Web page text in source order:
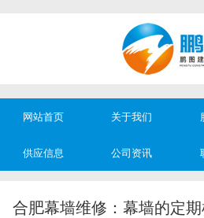
网站首页 关于我们
供应信息 公司资讯
合肥幕墙维修：幕墙的定